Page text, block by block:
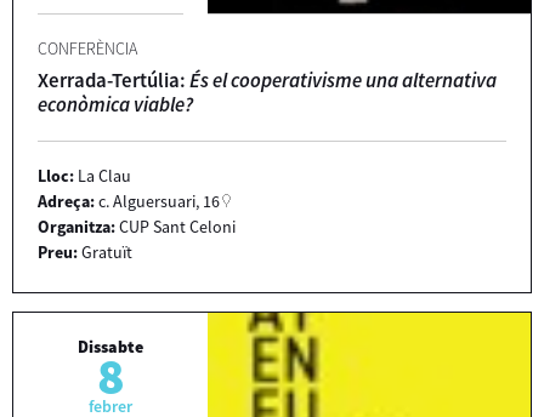
CONFERÈNCIA
Xerrada-Tertúlia:És el cooperativisme una alternativa
econòmica viable?
Lloc: La Clau
Adreça:c. Alguersuari, 16
Organitza:CUP Sant Celoni
Preu:Gratuït
Dissabte
8
febrer